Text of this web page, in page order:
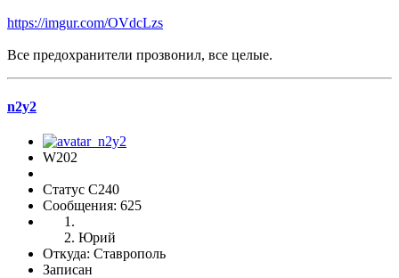
https://imgur.com/OVdcLzs
Все предохранители прозвонил, все целые.
n2y2
W202
Статус C240
Сообщения: 625
Юрий
Откуда: Ставрополь
Записан